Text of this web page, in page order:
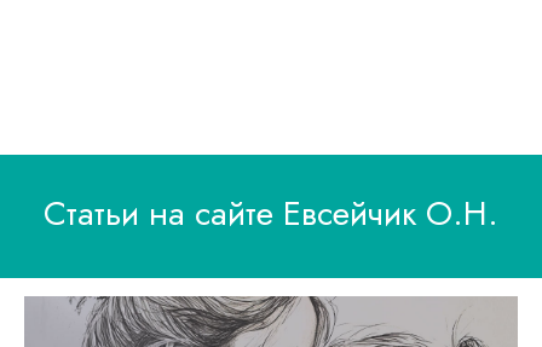
Статьи на сайте Евсейчик О.Н.